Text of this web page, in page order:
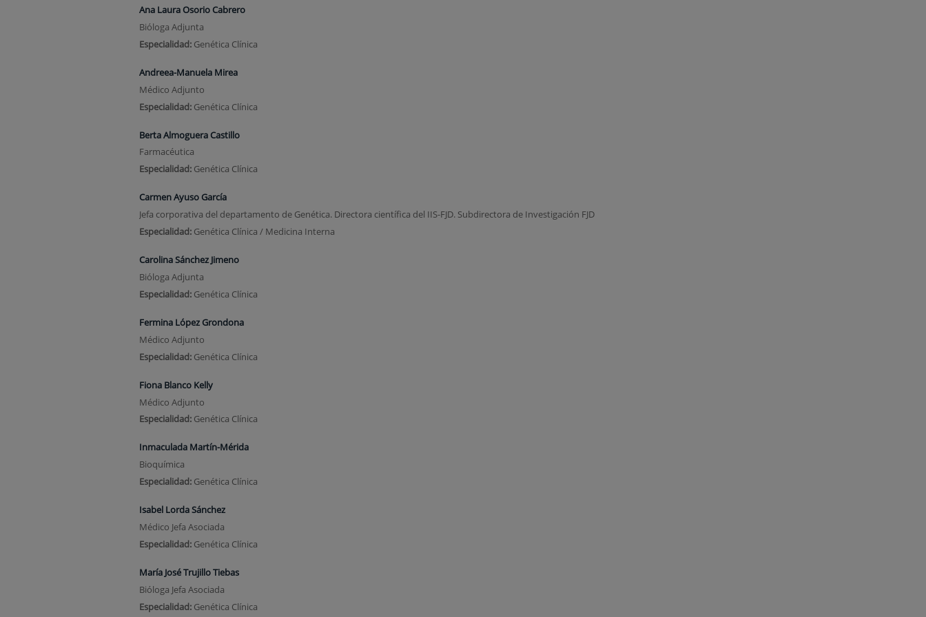
Ana Laura Osorio Cabrero
Bióloga Adjunta
Especialidad: Genética Clínica
Andreea-Manuela Mirea
Médico Adjunto
Especialidad: Genética Clínica
Berta Almoguera Castillo
Farmacéutica
Especialidad: Genética Clínica
Carmen Ayuso García
Jefa corporativa del departamento de Genética. Directora científica del IIS-FJD. Subdirectora de Investigación FJD
Especialidad: Genética Clínica / Medicina Interna
Carolina Sánchez Jimeno
Bióloga Adjunta
Especialidad: Genética Clínica
Fermina López Grondona
Médico Adjunto
Especialidad: Genética Clínica
Fiona Blanco Kelly
Médico Adjunto
Especialidad: Genética Clínica
Inmaculada Martín-Mérida
Bioquímica
Especialidad: Genética Clínica
Isabel Lorda Sánchez
Médico Jefa Asociada
Especialidad: Genética Clínica
María José Trujillo Tiebas
Bióloga Jefa Asociada
Especialidad: Genética Clínica